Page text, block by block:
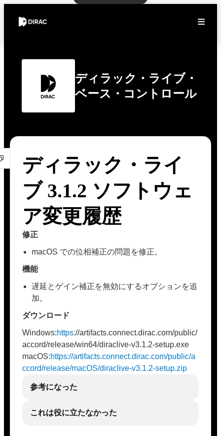
ディラック・ライブ・
ベース・コントロール
ディラック・ライ
ブ 3.1.2 ソフトウェ
ア変更履歴
修正
macOS での位相補正の問題を修正。
機能
遅延とゲイン補正を無効にするオプションを追
加。
ダウンロード
Windows:https://artifacts.connect.dirac.com/public/
accord/release/win64/diraclive-v3.1.2-setup.exe
macOS:https://artifacts.connect.dirac.com/public/a
ccord/release/macOS/diraclive-v3.1.2-setup.zip
参考になった
これは役に立たなかった